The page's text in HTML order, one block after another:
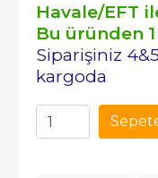
Havale/EFT
Bu üründen 1
Siparişiniz
kargoda